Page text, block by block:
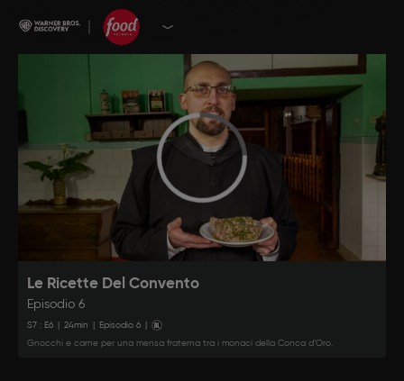
Le Ricette Del Convento
Episodio 6
S7 : E6 24min Episodio 6
Gnocchi e carne per una mensa fraterna tra i monaci della Conca d’Oro.